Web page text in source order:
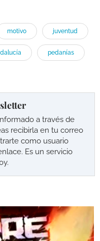
motivo juventud
pedanías
a través de
recibirla en tu correo
como usuario
Es un servicio